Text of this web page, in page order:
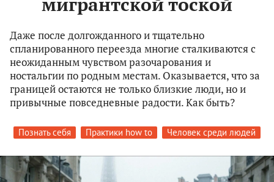
Даже после долгожданного и тщательно
спланированного переезда многие сталкиваются с
неожиданным чувством разочарования и
ностальгии по родным местам. Оказывается, что за
границей остаются не только близкие люди, но и
привычные повседневные радости. Как быть?
Познать себя Практики how to Человек среди людей